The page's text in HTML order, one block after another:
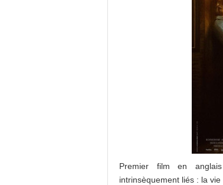
Premier film en
intrinsèquement liés : la vie